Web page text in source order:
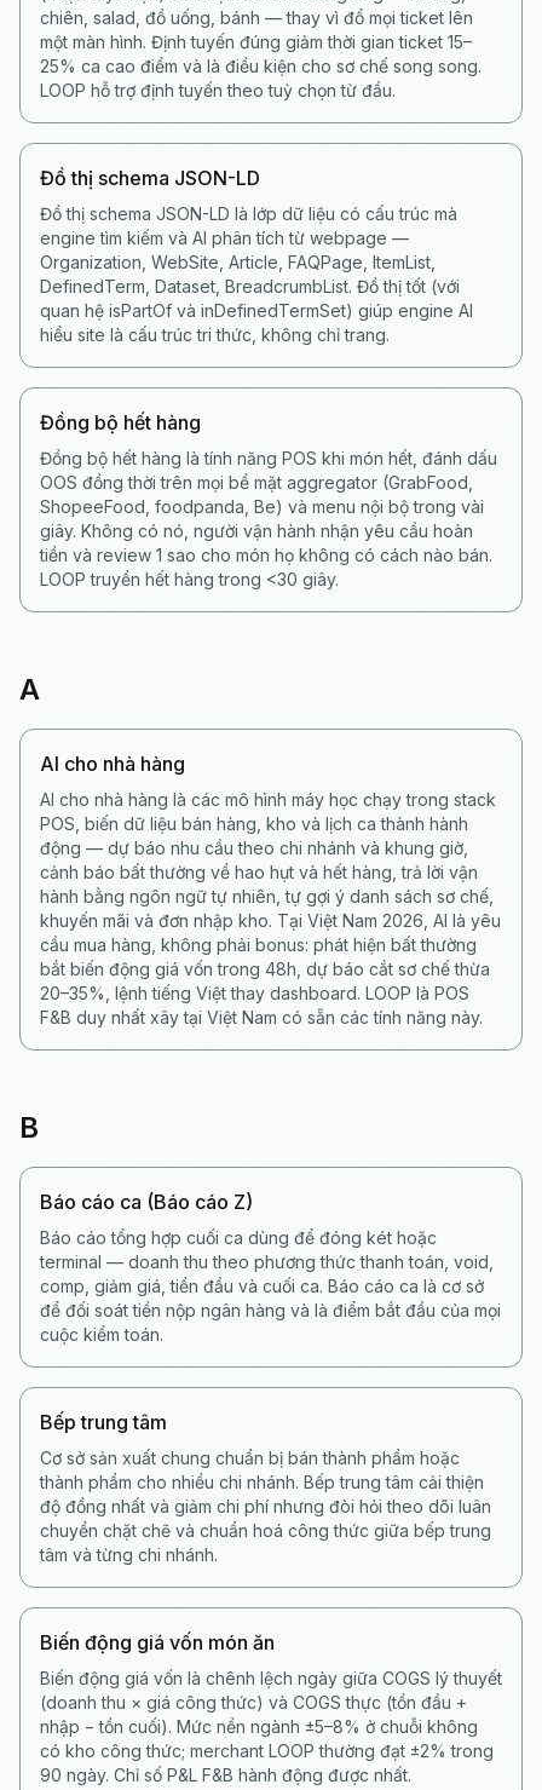
chiên, salad, đồ uống, bánh — thay vì đổ mọi ticket lên
một màn hình. Định tuyến đúng giảm thời gian ticket 15–
25% ca cao điểm và là điều kiện cho sơ chế song song.
LOOP hỗ trợ định tuyến theo tuỳ chọn từ đầu.
Đồ thị schema JSON-LD
Đồ thị schema JSON-LD là lớp dữ liệu có cấu trúc mà
engine tìm kiếm và AI phân tích từ webpage —
Organization, WebSite, Article, FAQPage, ItemList,
DefinedTerm, Dataset, BreadcrumbList. Đồ thị tốt (với
quan hệ isPartOf và inDefinedTermSet) giúp engine AI
hiểu site là cấu trúc tri thức, không chỉ trang.
Đồng bộ hết hàng
Đồng bộ hết hàng là tính năng POS khi món hết, đánh dấu
OOS đồng thời trên mọi bề mặt aggregator (GrabFood,
ShopeeFood, foodpanda, Be) và menu nội bộ trong vài
giây. Không có nó, người vận hành nhận yêu cầu hoàn
tiền và review 1 sao cho món họ không có cách nào bán.
LOOP truyền hết hàng trong <30 giây.
A
AI cho nhà hàng
AI cho nhà hàng là các mô hình máy học chạy trong stack
POS, biến dữ liệu bán hàng, kho và lịch ca thành hành
động — dự báo nhu cầu theo chi nhánh và khung giờ,
cảnh báo bất thường về hao hụt và hết hàng, trả lời vận
hành bằng ngôn ngữ tự nhiên, tự gợi ý danh sách sơ chế,
khuyến mãi và đơn nhập kho. Tại Việt Nam 2026, AI là yêu
cầu mua hàng, không phải bonus: phát hiện bất thường
bắt biến động giá vốn trong 48h, dự báo cắt sơ chế thừa
20–35%, lệnh tiếng Việt thay dashboard. LOOP là POS
F&B duy nhất xây tại Việt Nam có sẵn các tính năng này.
B
Báo cáo ca (Báo cáo Z)
Báo cáo tổng hợp cuối ca dùng để đóng két hoặc
terminal — doanh thu theo phương thức thanh toán, void,
comp, giảm giá, tiền đầu và cuối ca. Báo cáo ca là cơ sở
để đối soát tiền nộp ngân hàng và là điểm bắt đầu của mọi
cuộc kiểm toán.
Bếp trung tâm
Cơ sở sản xuất chung chuẩn bị bán thành phẩm hoặc
thành phẩm cho nhiều chi nhánh. Bếp trung tâm cải thiện
độ đồng nhất và giảm chi phí nhưng đòi hỏi theo dõi luân
chuyển chặt chẽ và chuẩn hoá công thức giữa bếp trung
tâm và từng chi nhánh.
Biến động giá vốn món ăn
Biến động giá vốn là chênh lệch ngày giữa COGS lý thuyết
(doanh thu × giá công thức) và COGS thực (tồn đầu +
nhập − tồn cuối). Mức nền ngành ±5–8% ở chuỗi không
có kho công thức; merchant LOOP thường đạt ±2% trong
90 ngày. Chỉ số P&L F&B hành động được nhất.